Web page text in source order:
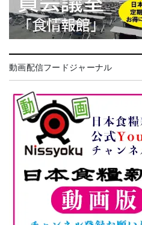
動画配信フードジャーナル